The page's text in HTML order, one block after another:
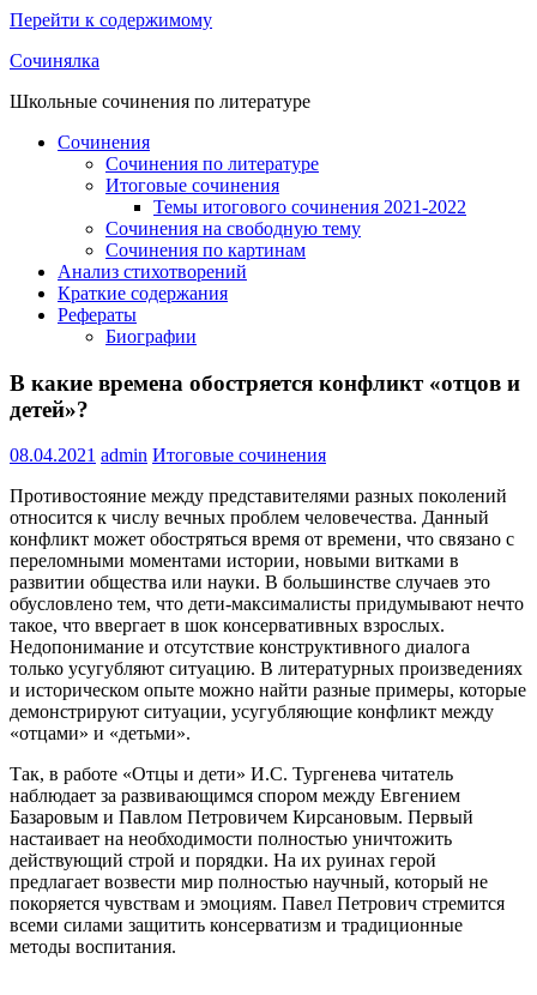
Перейти к содержимому
Сочинялка
Школьные сочинения по литературе
Сочинения
Сочинения по литературе
Итоговые сочинения
Темы итогового сочинения 2021-2022
Сочинения на свободную тему
Сочинения по картинам
Анализ стихотворений
Краткие содержания
Рефераты
Биографии
В какие времена обостряется конфликт «отцов и
детей»?
08.04.2021 admin Итоговые сочинения
Противостояние между представителями разных поколений
относится к числу вечных проблем человечества. Данный
конфликт может обостряться время от времени, что связано с
переломными моментами истории, новыми витками в
развитии общества или науки. В большинстве случаев это
обусловлено тем, что дети-максималисты придумывают нечто
такое, что ввергает в шок консервативных взрослых.
Недопонимание и отсутствие конструктивного диалога
только усугубляют ситуацию. В литературных произведениях
и историческом опыте можно найти разные примеры, которые
демонстрируют ситуации, усугубляющие конфликт между
«отцами» и «детьми».
Так, в работе «Отцы и дети» И.С. Тургенева читатель
наблюдает за развивающимся спором между Евгением
Базаровым и Павлом Петровичем Кирсановым. Первый
настаивает на необходимости полностью уничтожить
действующий строй и порядки. На их руинах герой
предлагает возвести мир полностью научный, который не
покоряется чувствам и эмоциям. Павел Петрович стремится
всеми силами защитить консерватизм и традиционные
методы воспитания.